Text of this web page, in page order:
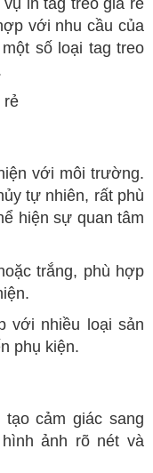
với nhu cầu của
số loại tag treo
với môi trường.
tự nhiên, rất phù
hiện sự quan tâm
trắng, phù hợp
với nhiều loại sản
phụ kiện.
cảm giác sang
ảnh rõ nét và